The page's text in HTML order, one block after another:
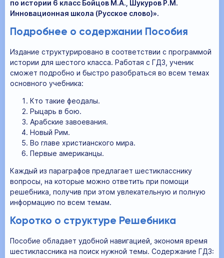
по истории 6 класс Бойцов М.А., Шукуров Р.М.
Инновационная школа (Русское слово)».
Подробнее о содержании Пособия
Издание структурировано в соответствии с программой
истории для шестого класса. Работая с ГДЗ, ученик
сможет подробно и быстро разобраться во всем темах
основного учебника:
Кто такие феодалы.
Рыцарь в бою.
Арабские завоевания.
Новый Рим.
Во главе христианского мира.
Первые американцы.
Каждый из параграфов предлагает шестикласснику
вопросы, на которые можно ответить при помощи
решебника, получив при этом увлекательную и полную
информацию по всем темам.
Коротко о структуре Решебника
Пособие обладает удобной навигацией, экономя время
шестиклассника на поиск нужной темы. Содержание ГДЗ: